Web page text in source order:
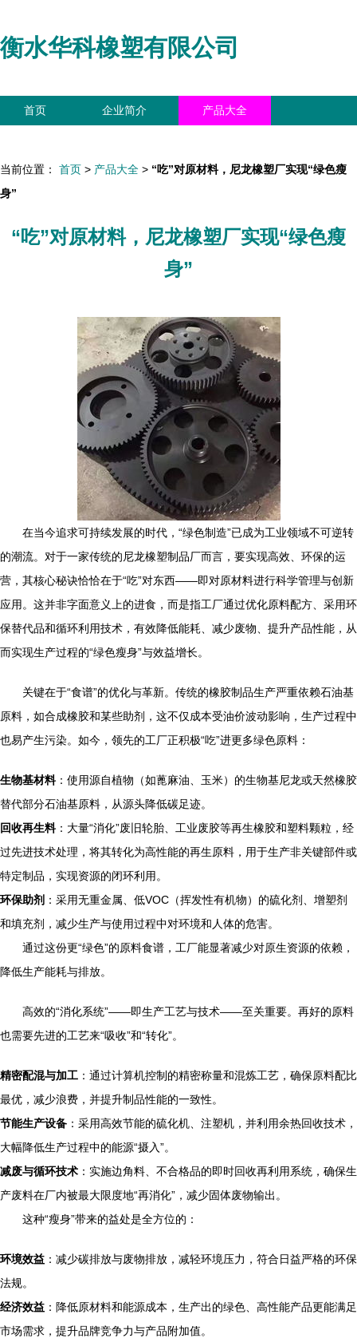
衡水华科橡塑有限公司
首页 企业简介 产品大全
当前位置： 首页 > 产品大全 > “吃”对原材料，尼龙橡塑厂实现“绿色瘦
身”
“吃”对原材料，尼龙橡塑厂实现“绿色瘦
身”
在当今追求可持续发展的时代，“绿色制造”已成为工业领域不可逆转
的潮流。对于一家传统的尼龙橡塑制品厂而言，要实现高效、环保的运
营，其核心秘诀恰恰在于“吃”对东西——即对原材料进行科学管理与创新
应用。这并非字面意义上的进食，而是指工厂通过优化原料配方、采用环
保替代品和循环利用技术，有效降低能耗、减少废物、提升产品性能，从
而实现生产过程的“绿色瘦身”与效益增长。
关键在于“食谱”的优化与革新。传统的橡胶制品生产严重依赖石油基
原料，如合成橡胶和某些助剂，这不仅成本受油价波动影响，生产过程中
也易产生污染。如今，领先的工厂正积极“吃”进更多绿色原料：
生物基材料：使用源自植物（如蓖麻油、玉米）的生物基尼龙或天然橡胶
替代部分石油基原料，从源头降低碳足迹。
回收再生料：大量“消化”废旧轮胎、工业废胶等再生橡胶和塑料颗粒，经
过先进技术处理，将其转化为高性能的再生原料，用于生产非关键部件或
特定制品，实现资源的闭环利用。
环保助剂 ：采用无重金属、低VOC（挥发性有机物）的硫化剂、增塑剂
和填充剂，减少生产与使用过程中对环境和人体的危害。
通过这份更“绿色”的原料食谱，工厂能显著减少对原生资源的依赖，
降低生产能耗与排放。
高效的“消化系统”——即生产工艺与技术——至关重要。再好的原料
也需要先进的工艺来“吸收”和“转化”。
精密配混与加工 ：通过计算机控制的精密称量和混炼工艺，确保原料配比
最优，减少浪费，并提升制品性能的一致性。
节能生产设备 ：采用高效节能的硫化机、注塑机，并利用余热回收技术，
大幅降低生产过程中的能源“摄入”。
减废与循环技术 ：实施边角料、不合格品的即时回收再利用系统，确保生
产废料在厂内被最大限度地“再消化”，减少固体废物输出。
这种“瘦身”带来的益处是全方位的：
环境效益 ：减少碳排放与废物排放，减轻环境压力，符合日益严格的环保
法规。
经济效益 ：降低原材料和能源成本，生产出的绿色、高性能产品更能满足
市场需求，提升品牌竞争力与产品附加值。